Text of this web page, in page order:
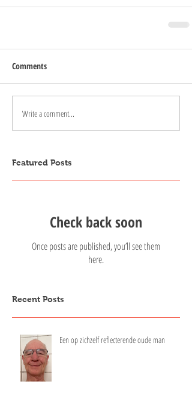
Comments
Write a comment...
Featured Posts
Check back soon
Once posts are published, you’ll see them
here.
Recent Posts
Een op zichzelf reflecterende oude man